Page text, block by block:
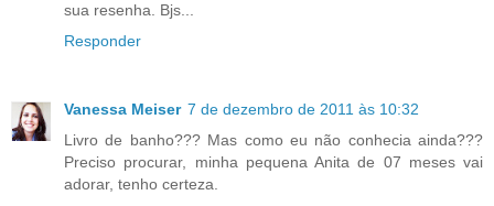
sua resenha. Bjs...
Responder
Vanessa Meiser 7 de dezembro de 2011 às 10:32
Livro de banho??? Mas como eu não conhecia ainda???
Preciso procurar, minha pequena Anita de 07 meses vai
adorar, tenho certeza.